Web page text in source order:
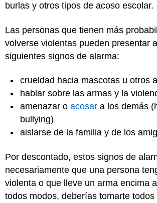
burlas y otros tipos de acoso escolar.
Las personas que tienen más
volverse violentas pueden presentar
siguientes signos de alarma:
crueldad hacia mascotas u otros
hablar sobre las armas y la
amenazar o acosar a los demás
bullying)
aislarse de la familia y de los
Por descontado, estos signos de
necesariamente que una persona
violenta o que lleve un arma encima
todos modos, deberías tomarte